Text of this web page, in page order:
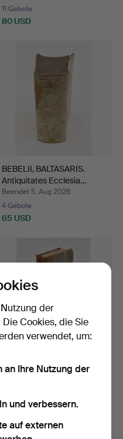
11 Gebote
80 USD
BEBELII, BALTASARIS.
Antiquitates Ecclesia…
Beendet 5. Aug 2026
4 Gebote
65 USD
Blomsterspråket historiskt,
1 Gebot
der
Cookies, die Sie
verwendet, um:
an Ihre Nutzung der
und verbessern.
auf externen